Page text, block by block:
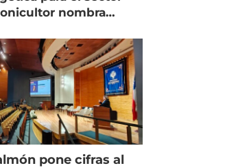
nombra
pone cifras al